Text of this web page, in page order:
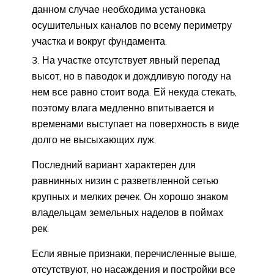
данном случае необходима установка
осушительных каналов по всему периметру
участка и вокруг фундамента.
На участке отсутствует явный перепад
высот, но в паводок и дождливую погоду на
нем все равно стоит вода. Ей некуда стекать,
поэтому влага медленно впитывается и
временами выступает на поверхность в виде
долго не высыхающих луж.
Последний вариант характерен для
равнинных низин с разветвленной сетью
крупных и мелких речек. Он хорошо знаком
владельцам земельных наделов в поймах
рек.
Если явные признаки, перечисленные выше,
отсутствуют, но насаждения и постройки все